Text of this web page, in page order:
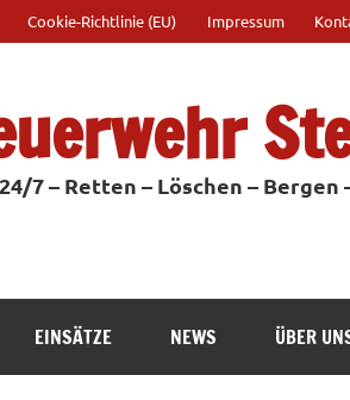
Cookie-Richtlinie (EU) Impressum
7 – Retten – Löschen – Bergen
EINSÄTZE NEWS ÜBER